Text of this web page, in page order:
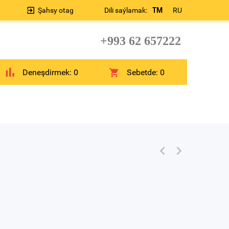
Dili saýlamak: TM RU
Şahsy otag
+993 62 657222
Deneşdirmek: 0 Sebetde:0